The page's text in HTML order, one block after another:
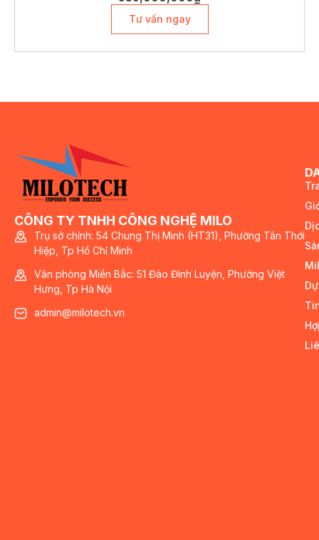
Tư vấn ngay
CÔNG TY TNHH CÔNG NGHỆ MILO
Trụ sở chính: 54 Chung Thị Minh (HT31), Phường Tân Thới
Hiệp, Tp Hồ Chí Minh
Văn phòng Miền Bắc: 51 Đào Đình Luyện, Phường Việt
Hưng, Tp Hà Nội
admin@milotech.vn